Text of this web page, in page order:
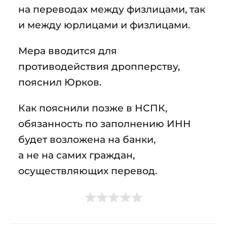
на переводах между физлицами, так
и между юрлицами и физлицами.
Мера вводится для
противодействия дропперству,
пояснил Юрков.
Как пояснили позже в НСПК,
обязанность по заполнению ИНН
будет возложена на банки,
а не на самих граждан,
осуществляющих перевод.